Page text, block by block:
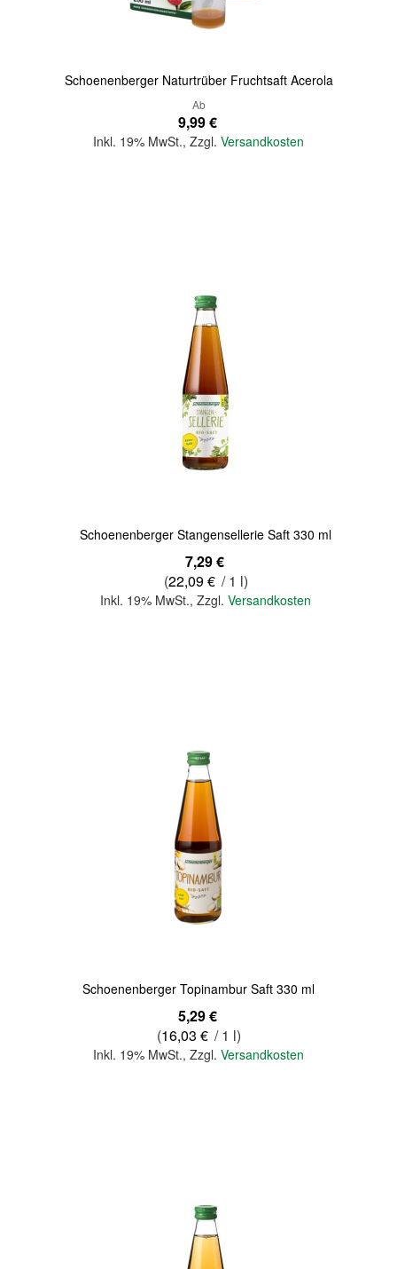
Schoenenberger Naturtrüber Fruchtsaft Acerola
Ab
9,99 €
Inkl. 19% MwSt., Zzgl. Versandkosten
Schoenenberger Stangensellerie Saft 330 ml
7,29 €
(22,09 € / 1 l)
Inkl. 19% MwSt.,Zzgl.Versandkosten
Schoenenberger Topinambur Saft 330 ml
5,29 €
(16,03 € / 1 l)
Inkl. 19% MwSt., Zzgl. Versandkosten